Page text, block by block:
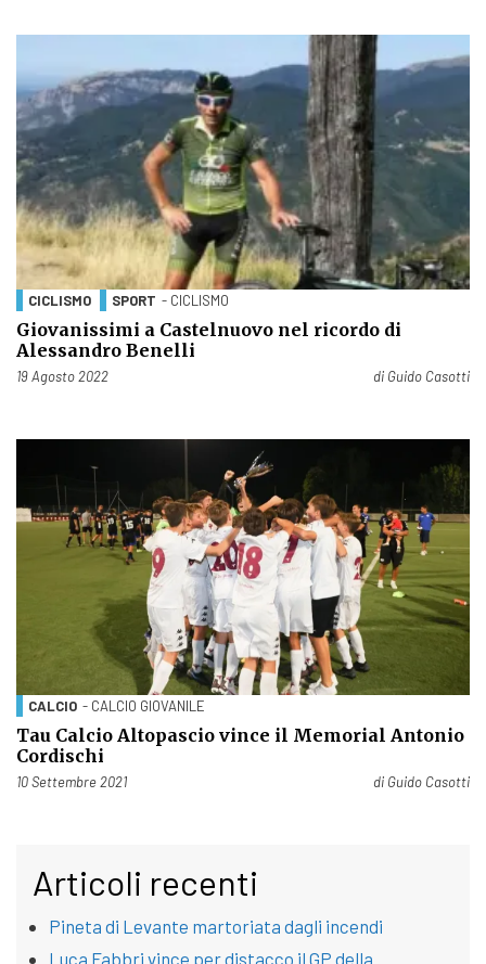
CICLISMO SPORT - CICLISMO
Giovanissimi a Castelnuovo nel ricordo di
Alessandro Benelli
Pubblicato il
19 Agosto 2022 di Guido Casotti
CALCIO - CALCIO GIOVANILE
Tau Calcio Altopascio vince il Memorial Antonio
Cordischi
Pubblicato il
10 Settembre 2021 di Guido Casotti
Articoli recenti
Pineta di Levante martoriata dagli incendi
Luca Fabbri vince per distacco il GP della